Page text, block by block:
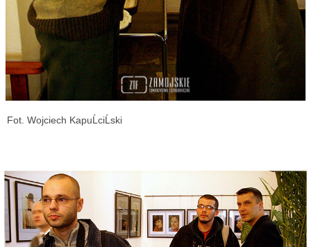
Fot. Wojciech KapuĹciĹski